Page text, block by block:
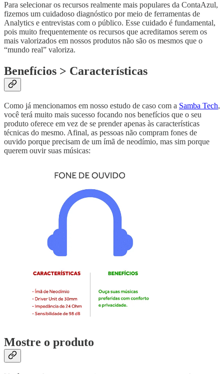
Para selecionar os recursos realmente mais populares da ContaAzul,
fizemos um cuidadoso diagnóstico por meio de ferramentas de
Analytics e entrevistas com o público. Esse cuidado é fundamental,
pois muito frequentemente os recursos que acreditamos serem os
mais valorizados em nossos produtos não são os mesmos que o
“mundo real” valoriza.
Benefícios > Características
Como já mencionamos em nosso estudo de caso com a Samba Tech,
você terá muito mais sucesso focando nos benefícios que o seu
produto oferece em vez de se prender apenas às características
técnicas do mesmo. Afinal, as pessoas não compram fones de
ouvido porque precisam de um ímã de neodímio, mas sim porque
querem ouvir suas músicas:
Mostre o produto